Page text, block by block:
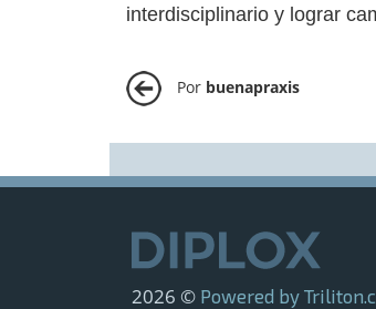
interdisciplinario y lograr
Por buenapraxis
2026 © Powered by